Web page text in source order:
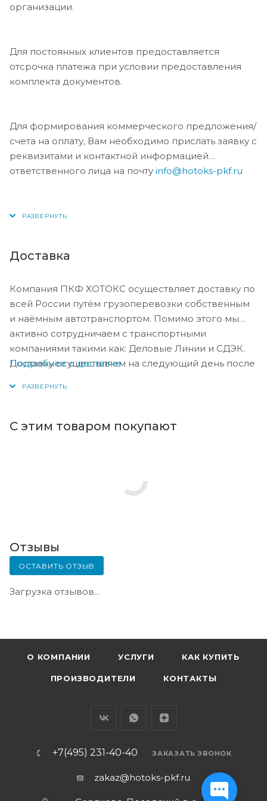
продаж поможет подобрать подходящие трубы
организации.
Для постоянных клиентов предоставляется
отсрочка платежа при условии предоставления
комплекта документов.
Для формирования коммерческого предложения/
счета на оплату, Вам необходимо прислать заявку с
реквизитами и контактной информацией
ответственного лица на почту info@hotoks-pkf.ru
Доставка
Компания ПКФ ХОТОКС осуществляет доставку по
всей России путём грузоперевозки собственным
и наёмным автотранспортом. Помимо этого мы
активно сотрудничаем с транспортными
компаниями такими как: Деловые Линии и СДЭК.
Доставку осуществляем на следующий день после
Подробнее о доставке
С этим товаром покупают
Отзывы
ОСТАВИТЬ ОТЗЫВ
Загрузка отзывов...
О КОМПАНИИ УСЛУГИ КАК КУПИТЬ
ПРОИЗВОДИТЕЛИ КОНТАКТЫ
+7(495) 231-40-40 ЗАКАЗАТЬ ЗВОНОК
zakaz@hotoks-pkf.ru